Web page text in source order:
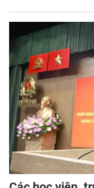
cơ sở đào tạo
“Chiến lược
thời đại số”. Hội
(CSQG) Thổ Nhĩ
Nevsehir, Thổ Nhĩ